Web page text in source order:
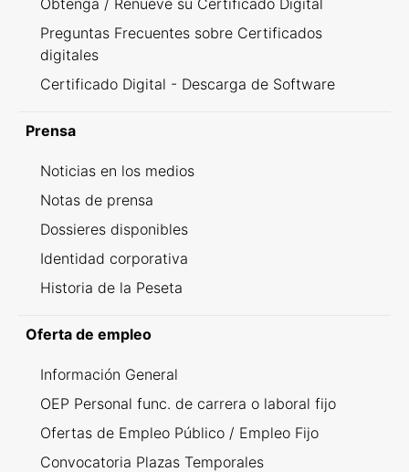
Obtenga / Renueve su Certificado Digital
Preguntas Frecuentes sobre Certificados
digitales
Certificado Digital - Descarga de Software
Prensa
Noticias en los medios
Notas de prensa
Dossieres disponibles
Identidad corporativa
Historia de la Peseta
Oferta de empleo
Información General
OEP Personal func. de carrera o laboral fijo
Ofertas de Empleo Público / Empleo Fijo
Convocatoria Plazas Temporales